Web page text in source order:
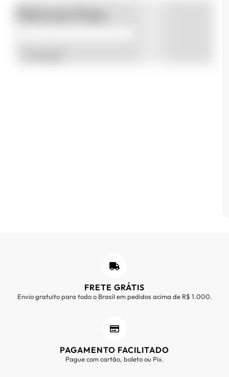
FRETE GRÁTIS
Envio gratuito para todo o Brasil em pedidos acima de R$ 1.000.
PAGAMENTO FACILITADO
Pague com cartão, boleto ou Pix.